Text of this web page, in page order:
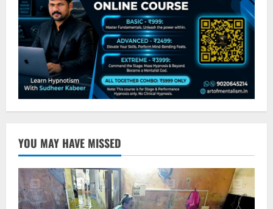
YOU MAY HAVE MISSED